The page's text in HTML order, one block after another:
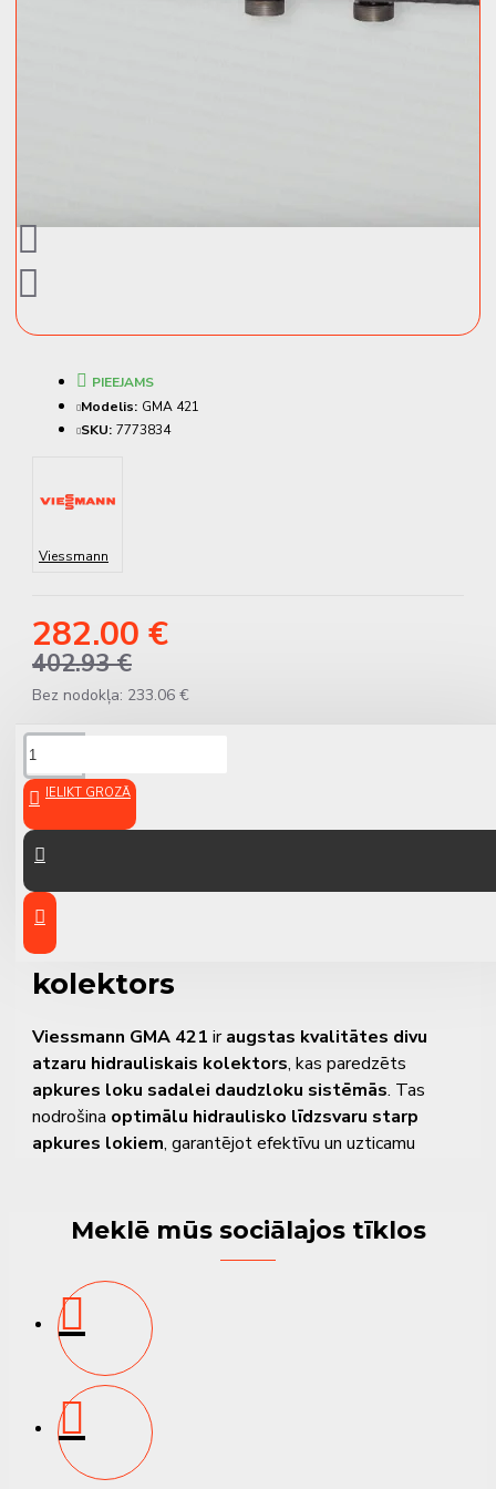
282.00 €
402.93 €
Bez nodokļa: 233.06 €
PIEEJAMS
Modelis: GMA 421
SKU: 7773834
Viessmann
IELIKT GROZĀ
Viessmann 2-branch
Collector GMA 421 – Divu
atzaru hidrauliskais
kolektors
Viessmann GMA 421 iraugstas kvalitātes divu
atzaru hidrauliskais kolektors, kas paredzēts
apkures loku sadalei daudzloku sistēmās. Tas
nodrošina optimālu hidraulisko līdzsvaru starp
apkures lokiem, garantējot efektīvu un uzticamu
Kompaktais un siltumizolētais dizains
siltuma zudumus, savukārtizturīgā konstrukcija
nodrošina ilgu kalpošanas laiku un aizsardzību pret
koroziju.
Galvenās īpašības un
priekšrocības
✔ Divu atzaru konstrukcija
sistēmām ar diviem apkures lokiem
Meklē mūs sociālajos tīklos